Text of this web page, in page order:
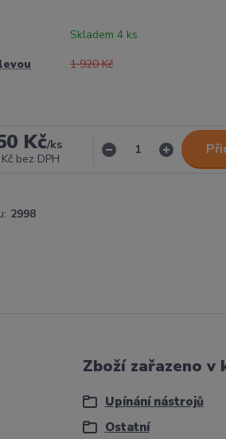
Skladem 4 ks
1 920 Kč
Kč/ks
bez DPH
2998
Zboží zařazeno v
Upínání nástrojů
Ostatní